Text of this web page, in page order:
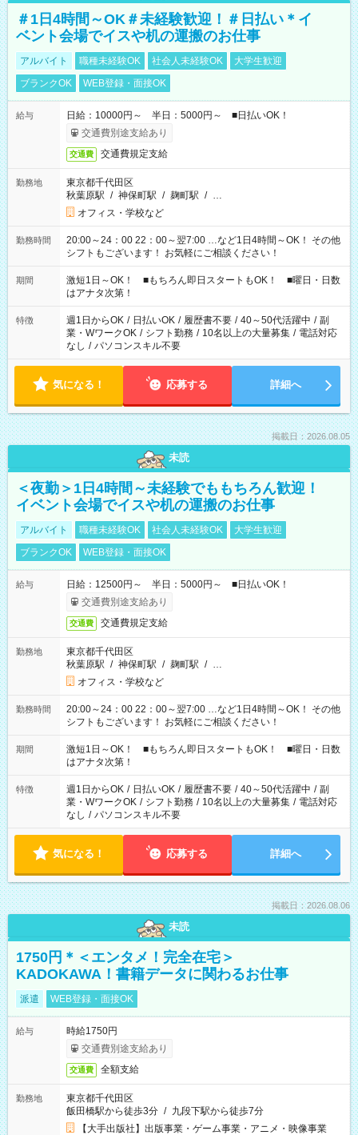
＃1日4時間～OK＃未経験歓迎！＃日払い＊イ
ベント会場でイスや机の運搬のお仕事
アルバイト 職種未経験OK 社会人未経験OK
大学生歓迎
ブランクOK
WEB登録・面接OK
給与
日給：10000円～ 半日：5000円～ ■日払いOK！
交通費別途支給あり
交通費 交通費規定支給
勤務地
東京都千代田区
秋葉原駅 / 神保町駅 / 麹町駅 / …
オフィス・学校など
勤務時間
20:00～24：00 22：00～翌7:00 …など1日4時間～OK！ その他
シフトもございます！ お気軽にご相談ください！
期間
激短1日～OK！ ■もちろん即日スタートもOK！ ■曜日・日数
はアナタ次第！
特徴 週1日からOK / 日払いOK / 履歴書不要 / 40～50代活躍中 / 副
業・WワークOK / シフト勤務 / 10名以上の大量募集 / 電話対応
なし / パソコンスキル不要
気になる！ 応募する 詳細へ
掲載日：2026.08.05
未読
＜夜勤＞1日4時間～未経験でももちろん歓迎！
イベント会場でイスや机の運搬のお仕事
アルバイト 職種未経験OK 社会人未経験OK
大学生歓迎
ブランクOK
WEB登録・面接OK
給与
日給：12500円～ 半日：5000円～ ■日払いOK！
交通費別途支給あり
交通費 交通費規定支給
勤務地
東京都千代田区
秋葉原駅 / 神保町駅 / 麹町駅 / …
オフィス・学校など
勤務時間
20:00～24：00 22：00～翌7:00 …など1日4時間～OK！ その他
シフトもございます！ お気軽にご相談ください！
期間
激短1日～OK！ ■もちろん即日スタートもOK！ ■曜日・日数
はアナタ次第！
特徴 週1日からOK / 日払いOK / 履歴書不要 / 40～50代活躍中 / 副
業・WワークOK / シフト勤務 / 10名以上の大量募集 / 電話対応
なし / パソコンスキル不要
気になる！ 応募する 詳細へ
掲載日：2026.08.06
未読
1750円＊＜エンタメ！完全在宅＞
KADOKAWA！書籍データに関わるお仕事
派遣 WEB登録・面接OK
給与
時給1750円
交通費別途支給あり
交通費 全額支給
勤務地
東京都千代田区
飯田橋駅から徒歩3分 / 九段下駅から徒歩7分
【大手出版社】出版事業・ゲーム事業・アニメ・映像事業